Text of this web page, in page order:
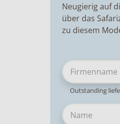
Neugierig auf
über das
zu diesem
Outstanding